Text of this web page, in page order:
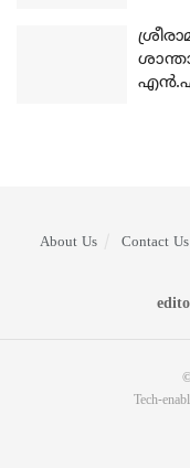
About Us Contact Us
Tech-